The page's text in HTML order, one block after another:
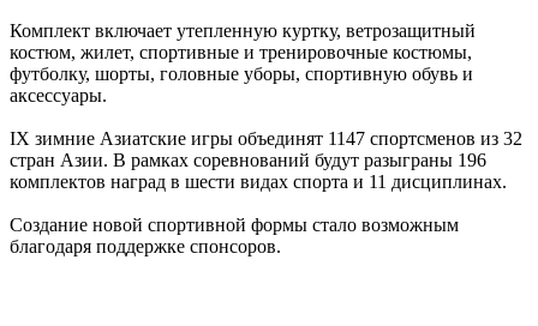
Комплект включает утепленную куртку, ветрозащитный
костюм, жилет, спортивные и тренировочные костюмы,
футболку, шорты, головные уборы, спортивную обувь и
аксессуары.
IX зимние Азиатские игры объединят 1147 спортсменов из 32
стран Азии. В рамках соревнований будут разыграны 196
комплектов наград в шести видах спорта и 11 дисциплинах.
Создание новой спортивной формы стало возможным
благодаря поддержке спонсоров.